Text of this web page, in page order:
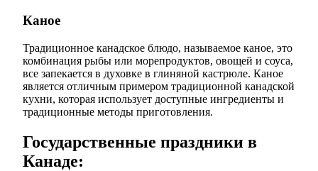
Каное
Традиционное канадское блюдо, называемое каное, это
комбинация рыбы или морепродуктов, овощей и соуса,
все запекается в духовке в глиняной кастрюле. Каное
является отличным примером традиционной канадской
кухни, которая использует доступные ингредиенты и
традиционные методы приготовления.
Государственные праздники в
Канаде: